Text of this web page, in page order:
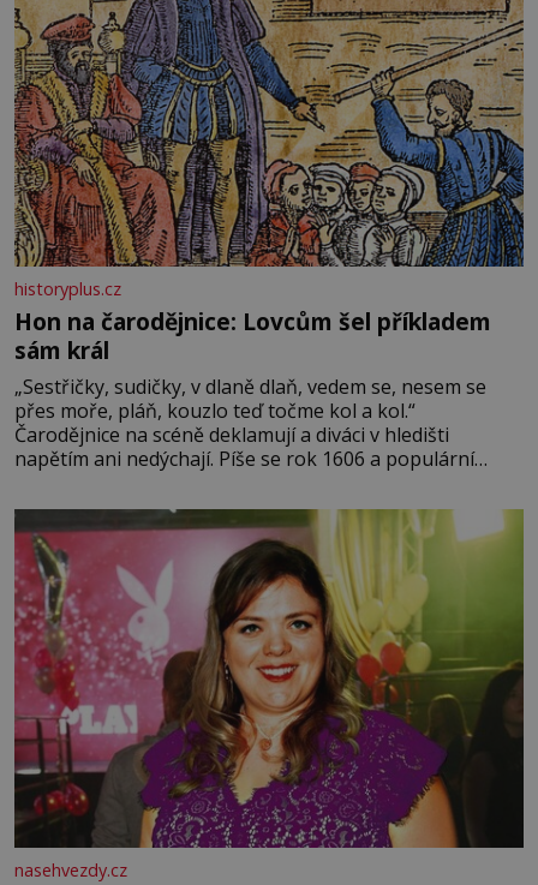
historyplus.cz
Hon na čarodějnice: Lovcům šel příkladem
sám král
„Sestřičky, sudičky, v dlaně dlaň, vedem se, nesem se
přes moře, pláň, kouzlo teď točme kol a kol.“
Čarodějnice na scéně deklamují a diváci v hledišti
napětím ani nedýchají. Píše se rok 1606 a populární
Tragédii o Macbethovi. Napsal ji pro krále Jakuba I., jenž
v roce 1603 vystřídal
nasehvezdy.cz